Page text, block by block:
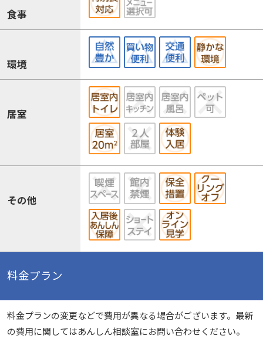
食事
環境
居室
その他
料金プラン
料金プランの変更などで費用が異なる場合がございます。最新
の費用に関してはあんしん相談室にお問い合わせください。